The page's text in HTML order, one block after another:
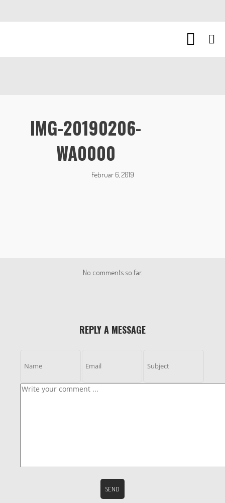
IMG-20190206-
WA0000
Februar 6, 2019
No comments so far.
REPLY A MESSAGE